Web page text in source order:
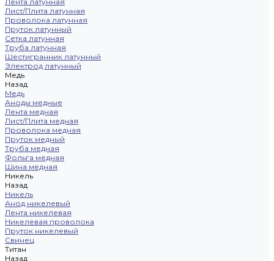
Лист/Плита латунная
Проволока латунная
Пруток латунный
Сетка латунная
Труба латунная
Шестигранник латунный
Электрод латунный
Медь
Назад
Медь
Аноды медные
Лента медная
Лист/Плита медная
Проволока медная
Пруток медный
Труба медная
Фольга медная
Шина медная
Никель
Назад
Никель
Анод никелевый
Лента никелевая
Никелевая проволока
Пруток никелевый
Свинец
Титан
Назад